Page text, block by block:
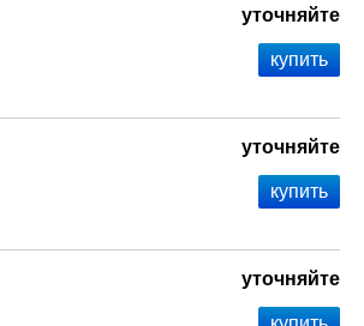
уточняйте
уточняйте
уточняйте